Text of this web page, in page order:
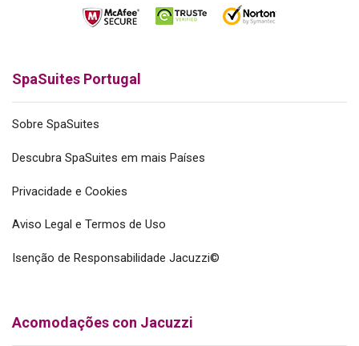
SpaSuites Portugal
Sobre SpaSuites
Descubra SpaSuites em mais Países
Privacidade e Cookies
Aviso Legal e Termos de Uso
Isenção de Responsabilidade Jacuzzi©
Acomodações con Jacuzzi